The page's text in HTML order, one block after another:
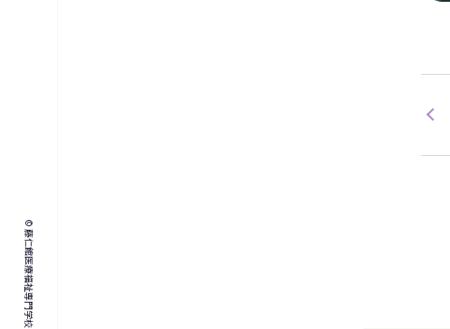
© 藤仁館医療福祉専門学校